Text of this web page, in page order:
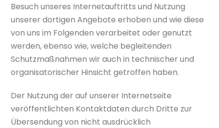
Besuch unseres Internetauftritts und Nutzung
unserer dortigen Angebote erhoben und wie diese
von uns im Folgenden verarbeitet oder genutzt
werden, ebenso wie, welche begleitenden
Schutzmaßnahmen wir auch in technischer und
organisatorischer Hinsicht getroffen haben.
Der Nutzung der auf unserer Internetseite
veröffentlichten Kontaktdaten durch Dritte zur
Übersendung von nicht ausdrücklich